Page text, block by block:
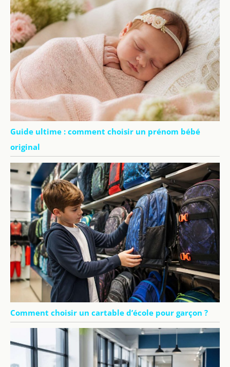
Guide ultime : comment choisir un prénom bébé
original
Comment choisir un cartable d’école pour garçon ?